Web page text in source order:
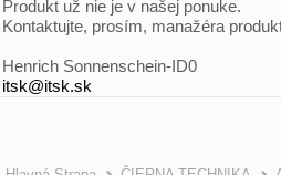
Produkt už nie je v našej ponuke.
Kontaktujte, prosím, manažéra
Henrich Sonnenschein-ID0
itsk@itsk.sk